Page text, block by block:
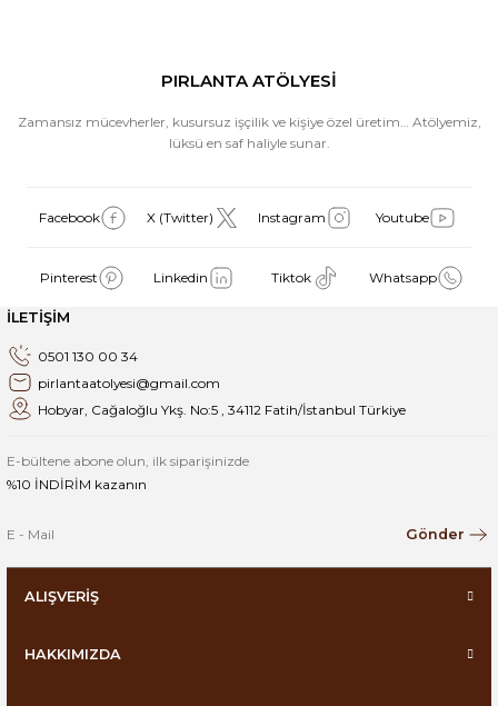
PIRLANTA ATÖLYESİ
Zamansız mücevherler, kusursuz işçilik ve kişiye özel üretim… Atölyemiz,
lüksü en saf haliyle sunar.
Facebook X (Twitter) Instagram Youtube
Pinterest Linkedin Tiktok Whatsapp
İLETİŞİM
0501 130 00 34
pirlantaatolyesi@gmail.com
Hobyar, Cağaloğlu Ykş. No:5 , 34112 Fatih/İstanbul Türkiye
E-bültene abone olun, ilk siparişinizde
%10 İNDİRİM kazanın
Gönder
ALIŞVERİŞ
HAKKIMIZDA